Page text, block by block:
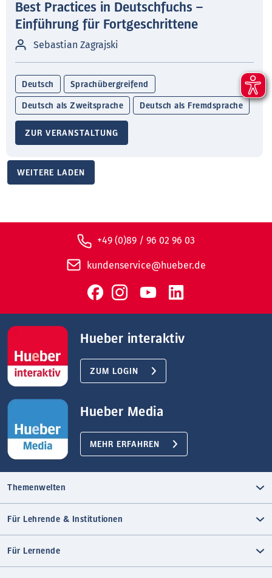
Best Practices in Deutschfuchs –
Einführung für Fortgeschrittene
Sebastian Zagrajski
Deutsch Sprachübergreifend
Deutsch als Zweitsprache Deutsch als Fremdsprache
ZUR VERANSTALTUNG
WEITERE LADEN
+49 (0)89 / 96 02 96 03
kundenservice@hueber.de
Hueber interaktiv
ZUM LOGIN
Hueber Media
MEHR ERFAHREN
Themenwelten
Für Lehrende & Institutionen
Für Lernende